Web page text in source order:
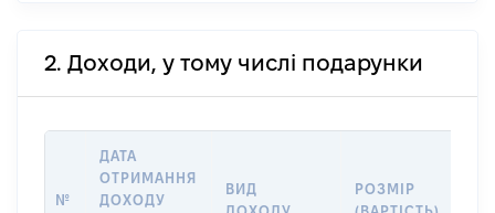
2. Доходи, у тому числі подарунки
№
ДАТА
ОТРИМАННЯ
ДОХОДУ
ВИД
РОЗМІР